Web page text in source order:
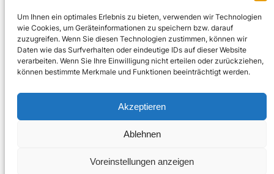
Um Ihnen ein optimales Erlebnis zu bieten, verwenden wir Technologien
wie Cookies, um Geräteinformationen zu speichern bzw. darauf
zuzugreifen. Wenn Sie diesen Technologien zustimmen, können wir
Daten wie das Surfverhalten oder eindeutige IDs auf dieser Website
verarbeiten. Wenn Sie Ihre Einwilligung nicht erteilen oder zurückziehen,
können bestimmte Merkmale und Funktionen beeinträchtigt werden.
Akzeptieren
Ablehnen
Voreinstellungen anzeigen
© RWV Minden 2026
Vegasystems